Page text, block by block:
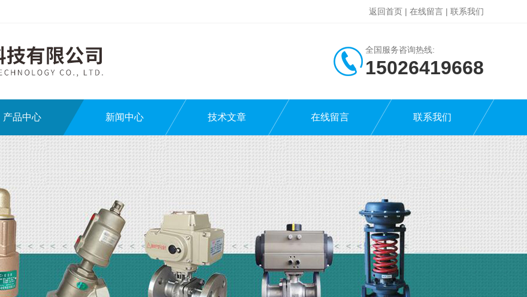
返回首页 | 在线留言 | 联系我们
全国服务咨询热线:
15026419668
产品中心 新闻中心 技术文章 在线留言 联系我们